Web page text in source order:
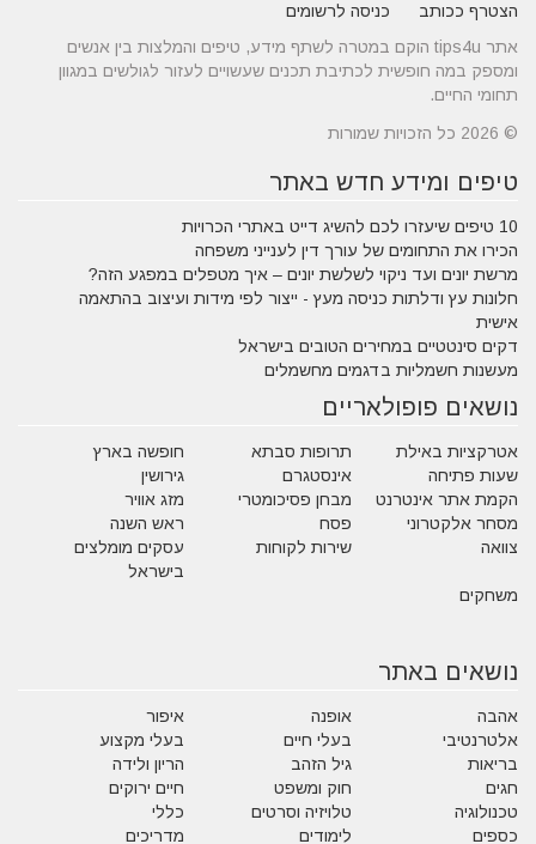
הצטרף ככותב
כניסה לרשומים
אתר tips4u הוקם במטרה לשתף מידע, טיפים והמלצות בין אנשים
ומספק במה חופשית לכתיבת תכנים שעשויים לעזור לגולשים במגוון
תחומי החיים.
© 2026 כל הזכויות שמורות
טיפים ומידע חדש באתר
10 טיפים שיעזרו לכם להשיג דייט באתרי הכרויות
הכירו את התחומים של עורך דין לענייני משפחה
מרשת יונים ועד ניקוי לשלשת יונים – איך מטפלים במפגע הזה?
חלונות עץ ודלתות כניסה מעץ - ייצור לפי מידות ועיצוב בהתאמה
אישית
דקים סינטטיים במחירים הטובים בישראל
מעשנות חשמליות בדגמים מחשמלים
נושאים פופולאריים
אטרקציות באילת תרופות סבתא
חופשה בארץ
שעות פתיחה
אינסטגרם
גירושין
הקמת אתר אינטרנט
מבחן פסיכומטרי
מזג אוויר
מסחר אלקטרוני
פסח
ראש השנה
צוואה
שירות לקוחות
עסקים מומלצים
בישראל
משחקים
נושאים באתר
אהבה אופנה
איפור
אלטרנטיבי
בעלי חיים
בעלי מקצוע
בריאות
גיל הזהב
הריון ולידה
חגים
חוק ומשפט
חיים ירוקים
טכנולוגיה
טלויזיה וסרטים
כללי
כספים
לימודים מדריכים